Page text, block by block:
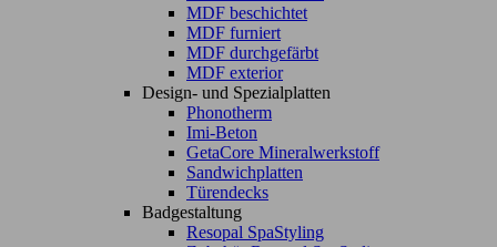
MDF beschichtet
MDF furniert
MDF durchgefärbt
MDF exterior
Design- und Spezialplatten
Phonotherm
Imi-Beton
GetaCore Mineralwerkstoff
Sandwichplatten
Türendecks
Badgestaltung
Resopal SpaStyling